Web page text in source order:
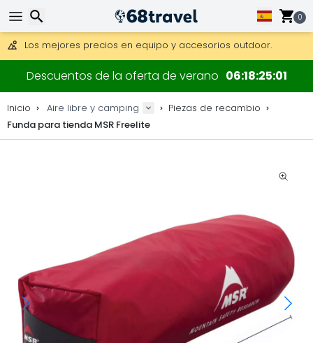
0
Envío DHL 1 día disponible.
30 días para devoluciones, 90 días para mapas de madera
Los mejores precios en equipo y accesorios outdoor.
Descuentos de la oferta de verano 06182501
Inicio Aire libre y camping
Piezas de recambio
Funda para tienda MSR Freelite
Buscar